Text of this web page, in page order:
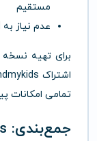
مستقیم
عدم نیاز به VPN یا نگرانی از تحریم‌ها
برای تهیه
تمامی امکانات